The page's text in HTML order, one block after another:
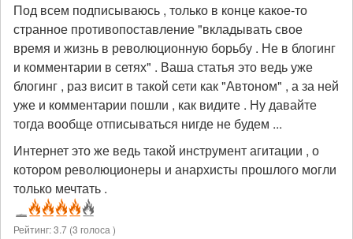
Под всем подписываюсь , только в конце какое-то
странное противопоставление "вкладывать свое
время и жизнь в революционную борьбу . Не в блогинг
и комментарии в сетях" . Ваша статья это ведь уже
блогинг , раз висит в такой сети как "Автоном" , а за ней
уже и комментарии пошли , как видите . Ну давайте
тогда вообще отписываться нигде не будем ...
Интернет это же ведь такой инструмент агитации , о
котором революционеры и анархисты прошлого могли
только мечтать .
Рейтинг:3.7 (3 голоса )